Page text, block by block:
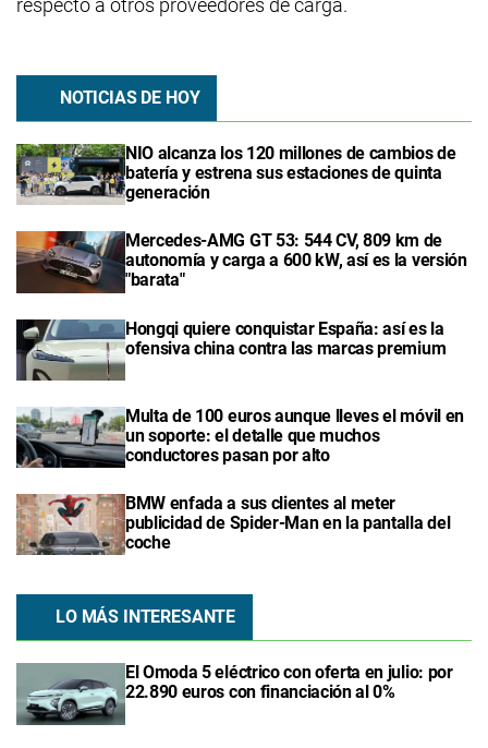
respecto a otros proveedores de carga.
NOTICIAS DE HOY
NIO alcanza los 120 millones de cambios de
batería y estrena sus estaciones de quinta
generación
Mercedes-AMG GT 53: 544 CV, 809 km de
autonomía y carga a 600 kW, así es la versión
"barata"
Hongqi quiere conquistar España: así es la
ofensiva china contra las marcas premium
Multa de 100 euros aunque lleves el móvil en
un soporte: el detalle que muchos
conductores pasan por alto
BMW enfada a sus clientes al meter
publicidad de Spider-Man en la pantalla del
coche
LO MÁS INTERESANTE
El Omoda 5 eléctrico con oferta en julio: por
22.890 euros con financiación al 0%